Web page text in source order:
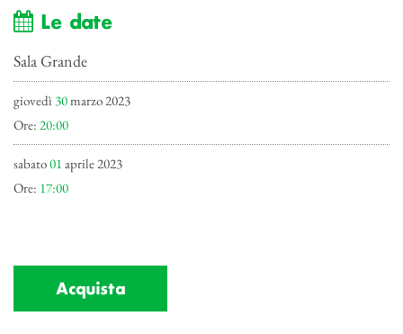
Le date
Sala Grande
giovedì 30marzo 2023
Ore: 20:00
sabato01 aprile 2023
Ore: 17:00
Acquista